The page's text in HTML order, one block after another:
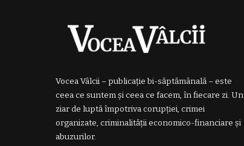
Vocea Vâlcii – publicație bi-săptămânală – este
ceea ce suntem și ceea ce facem, în fiecare zi. Un
ziar de luptă împotriva corupției, crimei
organizate, criminalității economico-financiare și
abuzurilor.